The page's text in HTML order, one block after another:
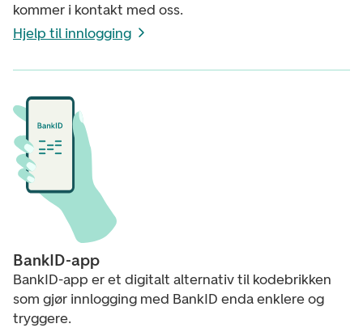
kommer i kontakt med oss.
Hjelp til innlogging
BankID-app
BankID-app er et digitalt alternativ til kodebrikken
som gjør innlogging med BankID enda enklere og
tryggere.